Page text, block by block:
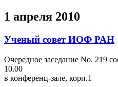
1 апреля 2010
Ученый совет ИОФ РАН
Очередное заседание No. 219
10.00
в конференц-зале, корп.1